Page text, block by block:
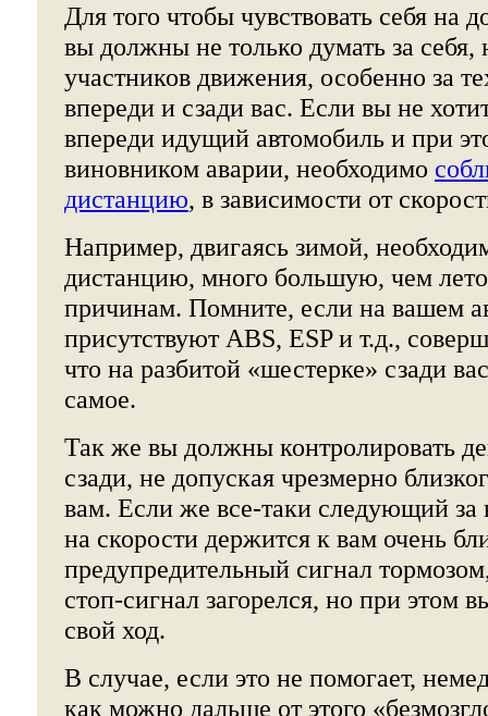
Для того чтобы чувствовать себя на
вы должны не только думать за себя,
участников движения, особенно за
впереди и сзади вас. Если вы не
впереди идущий автомобиль и при
виновником аварии, необходимо
дистанцию, в зависимости от
Например, двигаясь зимой,
дистанцию, много большую, чем
причинам. Помните, если на вашем
присутствуют ABS, ESP и т.д.,
что на разбитой «шестерке» сзади
самое.
Так же вы должны контролировать
сзади, не допуская чрезмерно
вам. Если же все-таки следующий за
на скорости держится к вам очень
предупредительный сигнал
стоп-сигнал загорелся, но при этом
свой ход.
В случае, если это не помогает,
как можно дальше от этого